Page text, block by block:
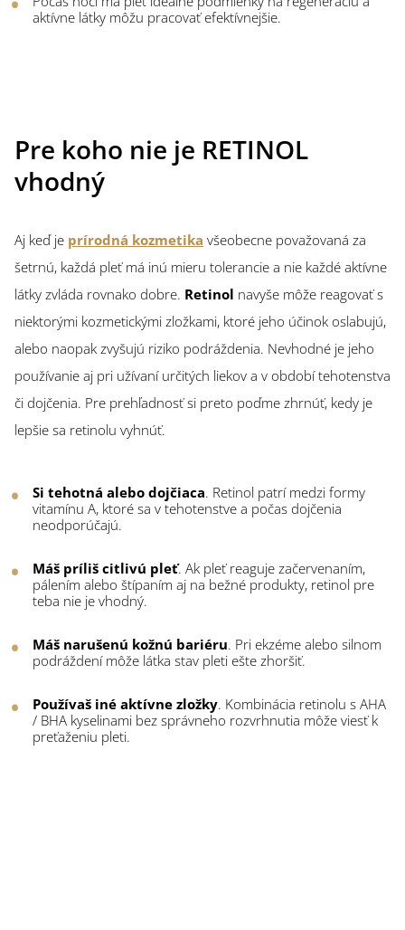
aktívne látky môžu pracovať efektívnejšie.
Pre koho nie je RETINOL
vhodný
Aj keď je prírodná kozmetika všeobecne považovaná za
šetrnú, každá pleť má inú mieru tolerancie a nie každé aktívne
látky zvláda rovnako dobre. Retinol navyše môže reagovať s
niektorými kozmetickými zložkami, ktoré jeho účinok oslabujú,
alebo naopak zvyšujú riziko podráždenia. Nevhodné je jeho
používanie aj pri užívaní určitých liekov a v období tehotenstva
či dojčenia. Pre prehľadnosť si preto poďme zhrnúť, kedy je
lepšie sa retinolu vyhnúť.
Si tehotná alebo dojčiaca. Retinol patrí medzi formy
vitamínu A, ktoré sa v tehotenstve a počas dojčenia
neodporúčajú.
Máš príliš citlivú pleť. Ak pleť reaguje začervenaním,
pálením alebo štípaním aj na bežné produkty, retinol pre
teba nie je vhodný.
Máš narušenú kožnú bariéru. Pri ekzéme alebo silnom
podráždení môže látka stav pleti ešte zhoršiť.
Používaš iné aktívne zložky. Kombinácia retinolu s AHA
/ BHA kyselinami bez správneho rozvrhnutia môže viesť k
preťaženiu pleti.